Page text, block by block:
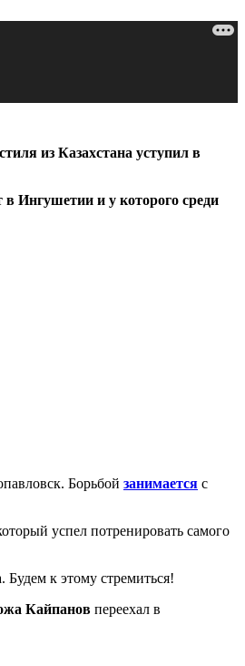
из Казахстана уступил в
в Ингушетии и у которого среди
Борьбой занимается с
успел потренировать самого
к этому стремиться!
Кайпанов переехал в